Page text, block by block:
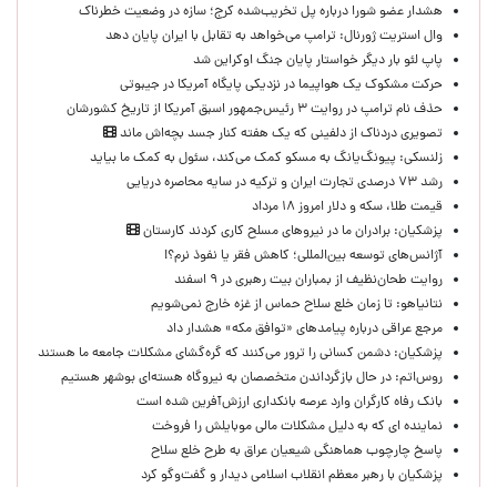
هشدار عضو شورا درباره پل تخریب‌شده کرج؛ سازه در وضعیت خطرناک
وال‌ استریت ژورنال: ترامپ می‌خواهد به تقابل با ایران پایان دهد
پاپ لئو بار دیگر خواستار پایان جنگ اوکراین شد
حرکت مشکوک یک هواپیما در نزدیکی پایگاه آمریکا در جیبوتی
حذف نام ترامپ در روایت ۳ رئیس‌جمهور اسبق آمریکا از تاریخ کشورشان
تصویری دردناک از دلفینی که یک هفته کنار جسد بچه‌اش ماند
زلنسکی: پیونگ‌یانگ به مسکو کمک می‌کند، سئول به کمک ما بیاید
رشد ۷۳ درصدی تجارت ایران و ترکیه در سایه محاصره دریایی
قیمت طلا، سکه و دلار امروز ۱۸ مرداد
پزشکیان: برادران ما در نیروهای مسلح کاری کردند کارستان
آژانس‌های توسعه بین‌المللی؛ کاهش فقر یا نفوذ نرم؟!
روایت طحان‌نظیف از بمباران بیت رهبری در ۹ اسفند
نتانیاهو: تا زمان خلع سلاح حماس از غزه خارج نمی‌شویم
مرجع عراقی درباره پیامدهای «توافق مکه» هشدار داد
پزشکیان: دشمن کسانی را ترور می‌کنند که گره‌گشای مشکلات جامعه ما هستند
روس‌اتم: در حال بازگرداندن متخصصان به نیروگاه هسته‌ای بوشهر هستیم
بانک رفاه کارگران وارد عرصه بانکداری ارزش‌آفرین شده است
نماینده ای که به دلیل مشکلات مالی موبایلش را فروخت
پاسخ چارچوب هماهنگی شیعیان عراق به طرح خلع سلاح
پزشکیان با رهبر معظم انقلاب اسلامی دیدار و گفت‌وگو کرد